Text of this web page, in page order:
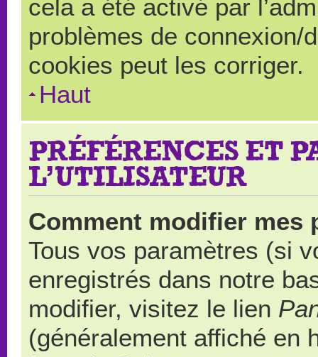
cela a été activé par
problèmes de connexion/
cookies peut les corriger.
Haut
PRÉFÉRENCES ET
L’UTILISATEUR
Comment modifier mes
Tous vos paramètres (si
enregistrés dans notre
modifier, visitez le lien
(généralement affiché en